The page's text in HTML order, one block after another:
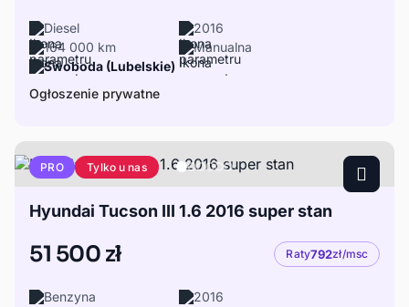
Diesel
2016
164 000 km
Manualna
Swoboda (Lubelskie)
Ogłoszenie prywatne
PRO Tylko u nas
Hyundai Tucson III 1.6 2016 super stan
51 500 zł Raty792zł/msc
Benzyna
2016